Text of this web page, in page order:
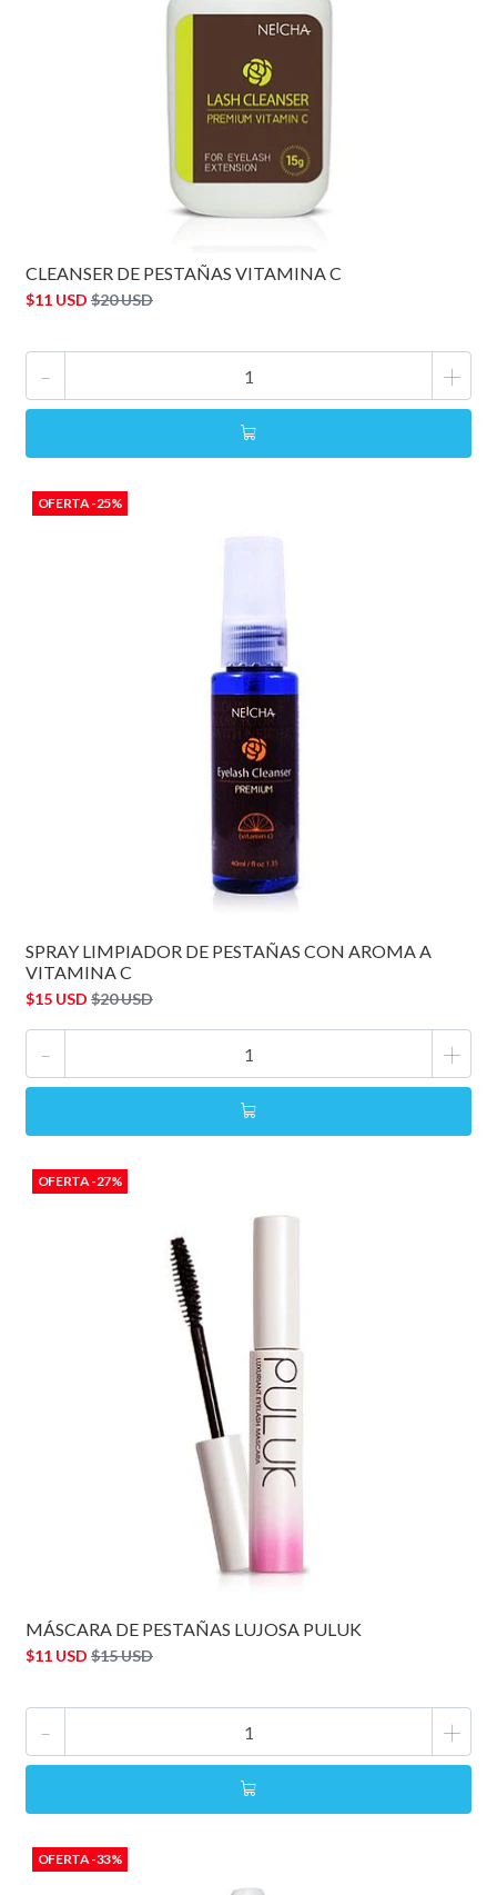
CLEANSER DE PESTAÑAS VITAMINA C
$11 USD $20 USD
- +
OFERTA -25%
SPRAY LIMPIADOR DE PESTAÑAS CON AROMA A
VITAMINA C
$15 USD $20 USD
- +
OFERTA -27%
MÁSCARA DE PESTAÑAS LUJOSA PULUK
$11 USD $15 USD
- +
OFERTA -33%